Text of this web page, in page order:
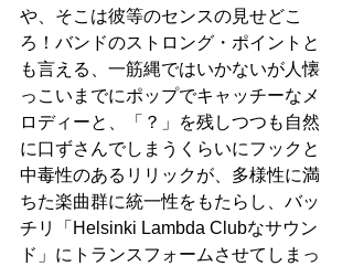
や、そこは彼等のセンスの見せどこ
ろ！バンドのストロング・ポイントと
も言える、一筋縄ではいかないが人懐
っこいまでにポップでキャッチーなメ
ロディーと、「？」を残しつつも自然
に口ずさんでしまうくらいにフックと
中毒性のあるリリックが、多様性に満
ちた楽曲群に統一性をもたらし、バッ
チリ「Helsinki Lambda Clubなサウン
ド」にトランスフォームさせてしまっ